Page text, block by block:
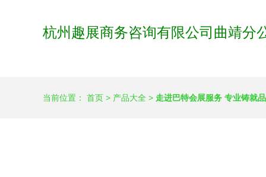
杭州趣展商务咨询有限公司曲靖分
当前位置： 首页 > 产品大全 > 走进巴特会展服务 专业铸就